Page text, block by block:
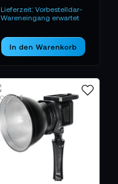
Lieferzeit: Vorbestelldar-
Wareneingang erwartet
In den Warenkorb